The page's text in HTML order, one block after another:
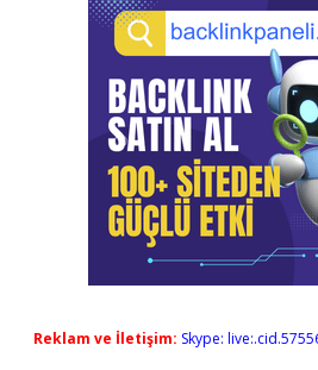
Reklam ve İletişim: Skype: